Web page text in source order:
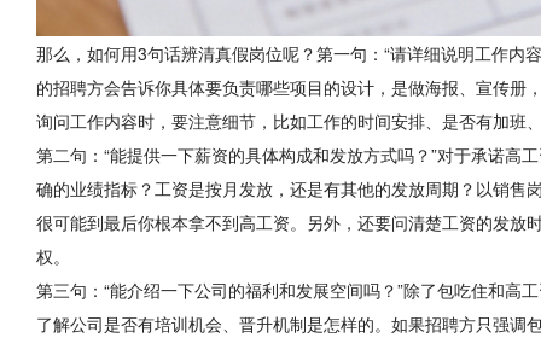
那么，如何用3句话辨清真假岗位呢？第一句：“请详细说明工作
的招聘方会告诉你具体要负责哪些项目的设计，是做海报、宣传
询问工作内容时，要注意细节，比如工作的时间安排、是否有加
第二句：“能提供一下薪资的具体构成和发放方式吗？”对于承诺
确的业绩指标？工资是按月发放，还是有其他的发放周期？以销
很可能到最后你根本拿不到高工资。另外，还要问清楚工资的发
权。
第三句：“能介绍一下公司的福利和发展空间吗？”除了包吃住和
了解公司是否有培训机会、晋升机制是怎样的。如果招聘方只强